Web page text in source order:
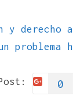
y derecho
problema
0